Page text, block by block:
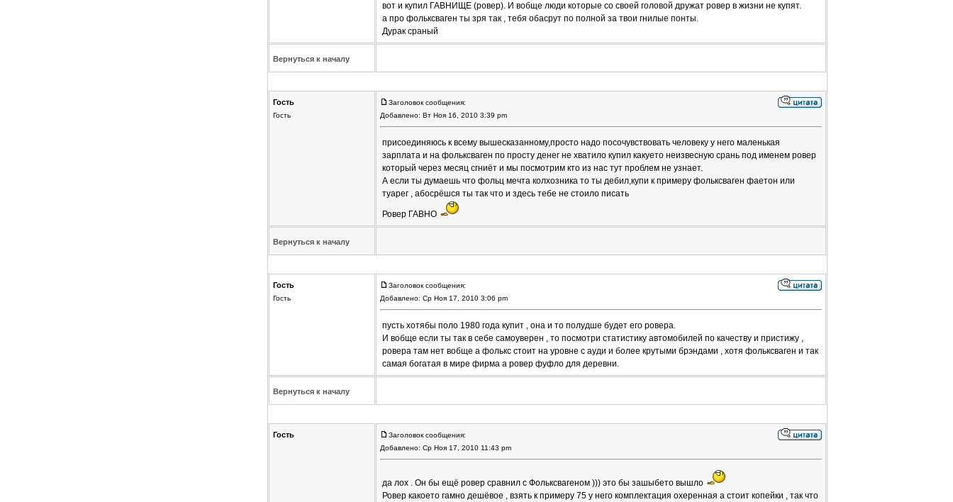
вот и купил ГАВНИЩЕ (ровер). И вобще люди которые со своей головой дружат ровер в жизни не купят.
а про фольксваген ты зря так , тебя обасрут по полной за твои гнилые понты.
Дурак сраный
Вернуться к началу
Гость
Гость
Заголовок сообщения:
Добавлено: Вт Ноя 16, 2010 3:39 pm
присоединяюсь к всему вышесказанному,просто надо посочувствовать человеку у него маленькая
зарплата и на фольксваген по просту денег не хватило купил какуето неизвесную срань под именем ровер
который через месяц сгниёт и мы посмотрим кто из нас тут проблем не узнает.
А если ты думаешь что фольц мечта колхозника то ты дебил,купи к примеру фольксваген фаетон или
туарег , абосрёшся ты так что и здесь тебе не стоило писать
Ровер ГАВНО
Вернуться к началу
Гость
Гость
Заголовок сообщения:
Добавлено: Ср Ноя 17, 2010 3:06 pm
пусть хотябы поло 1980 года купит , она и то полудше будет его ровера.
И вобще если ты так в себе самоуверен , то посмотри статистику автомобилей по качеству и пристижу ,
ровера там нет вобще а фолькс стоит на уровне с ауди и более крутыми брэндами , хотя фольксваген и так
самая богатая в мире фирма а ровер фуфло для деревни.
Вернуться к началу
Гость
Заголовок сообщения:
Добавлено: Ср Ноя 17, 2010 11:43 pm
да лох . Он бы ещё ровер сравнил с Фольксвагеном ))) это бы зашыбето вышло
Ровер какоето гамно дешёвое , взять к примеру 75 у него комплектация охеренная а стоит копейки , так что